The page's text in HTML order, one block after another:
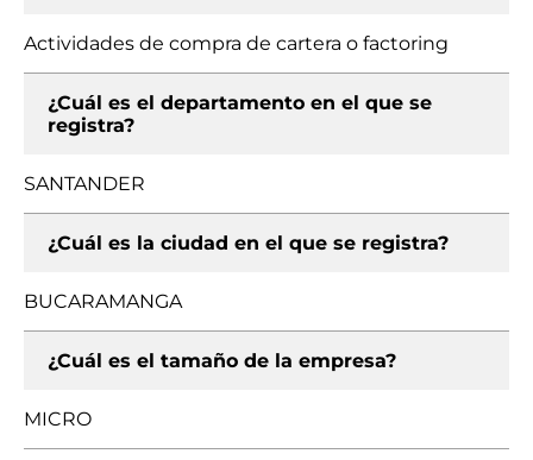
Actividades de compra de cartera o factoring
¿Cuál es el departamento en el que se
registra?
SANTANDER
¿Cuál es la ciudad en el que se registra?
BUCARAMANGA
¿Cuál es el tamaño de la empresa?
MICRO